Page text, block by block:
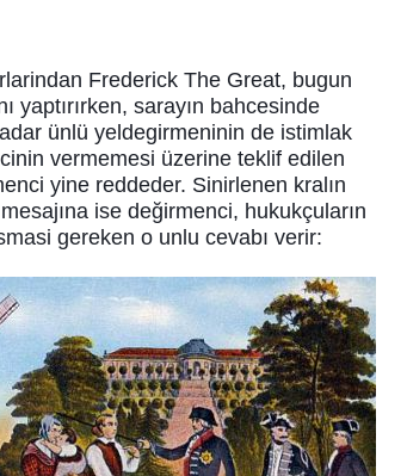
Frederick The Great, bugun
yaptırırken, sarayın bahcesinde
ünlü yeldegirmeninin de istimlak
vermemesi üzerine teklif edilen
yine reddeder. Sinirlenen kralın
mesajına ise değirmenci, hukukçuların
gereken o unlu cevabı verir: